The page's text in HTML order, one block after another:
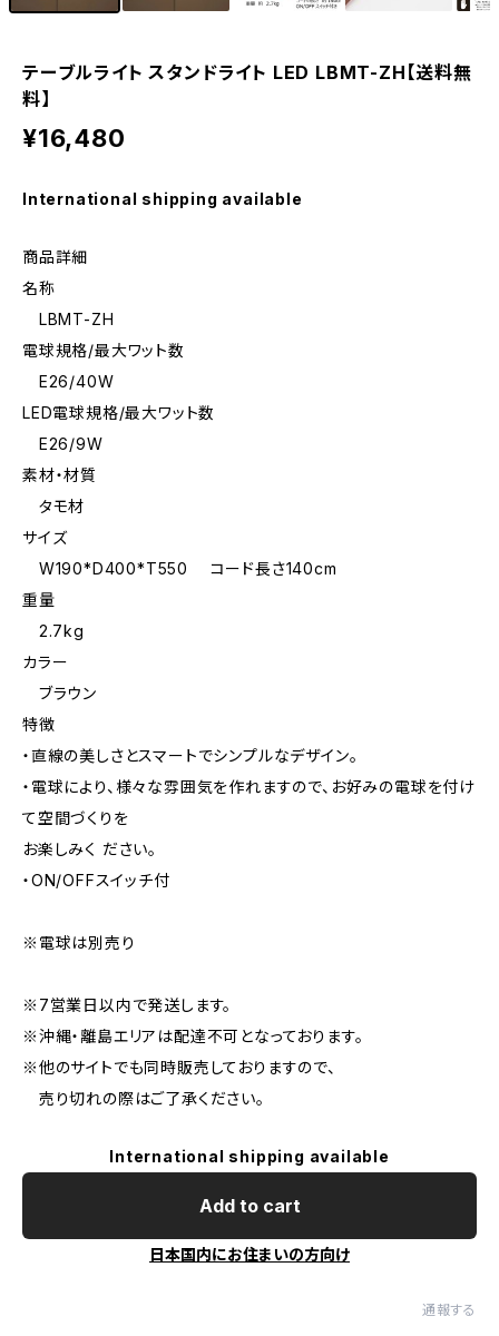
テーブルライト スタンドライト LED LBMT-ZH【送料無
料】
¥16,480
International shipping available
商品詳細
名称
LBMT-ZH
電球規格/最大ワット数
E26/40W
LED電球規格/最大ワット数
E26/9W
素材・材質
タモ材
サイズ
W190*D400*T550 コード長さ140cm
重量
2.7kg
カラー
ブラウン
特徴
・直線の美しさとスマートでシンプルなデザイン。
・電球により、様々な雰囲気を作れますので、お好みの電球を付け
て空間づくりを
お楽しみく ださい。
・ON/OFFスイッチ付
※電球は別売り
※7営業日以内で発送します。
※沖縄・離島エリアは配達不可となっております。
※他のサイトでも同時販売しておりますので、
売り切れの際はご了承ください。
International shipping available
Add to cart
日本国内にお住まいの方向け
通報する